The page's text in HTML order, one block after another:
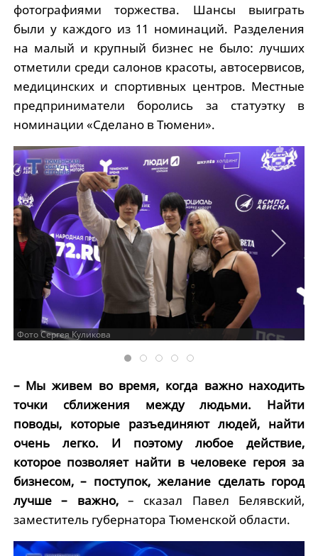
фотографиями торжества. Шансы выиграть
были у каждого из 11 номинаций. Разделения
на малый и крупный бизнес не было: лучших
отметили среди салонов красоты, автосервисов,
медицинских и спортивных центров. Местные
предприниматели боролись за статуэтку в
номинации «Сделано в Тюмени».
Фото Сергея Куликова
– Мы живем во время, когда важно находить
точки сближения между людьми. Найти
поводы, которые разъединяют людей, найти
очень легко. И поэтому любое действие,
которое позволяет найти в человеке героя за
бизнесом, – поступок, желание сделать город
лучше – важно,– сказал Павел Белявский,
заместитель губернатора Тюменской области.